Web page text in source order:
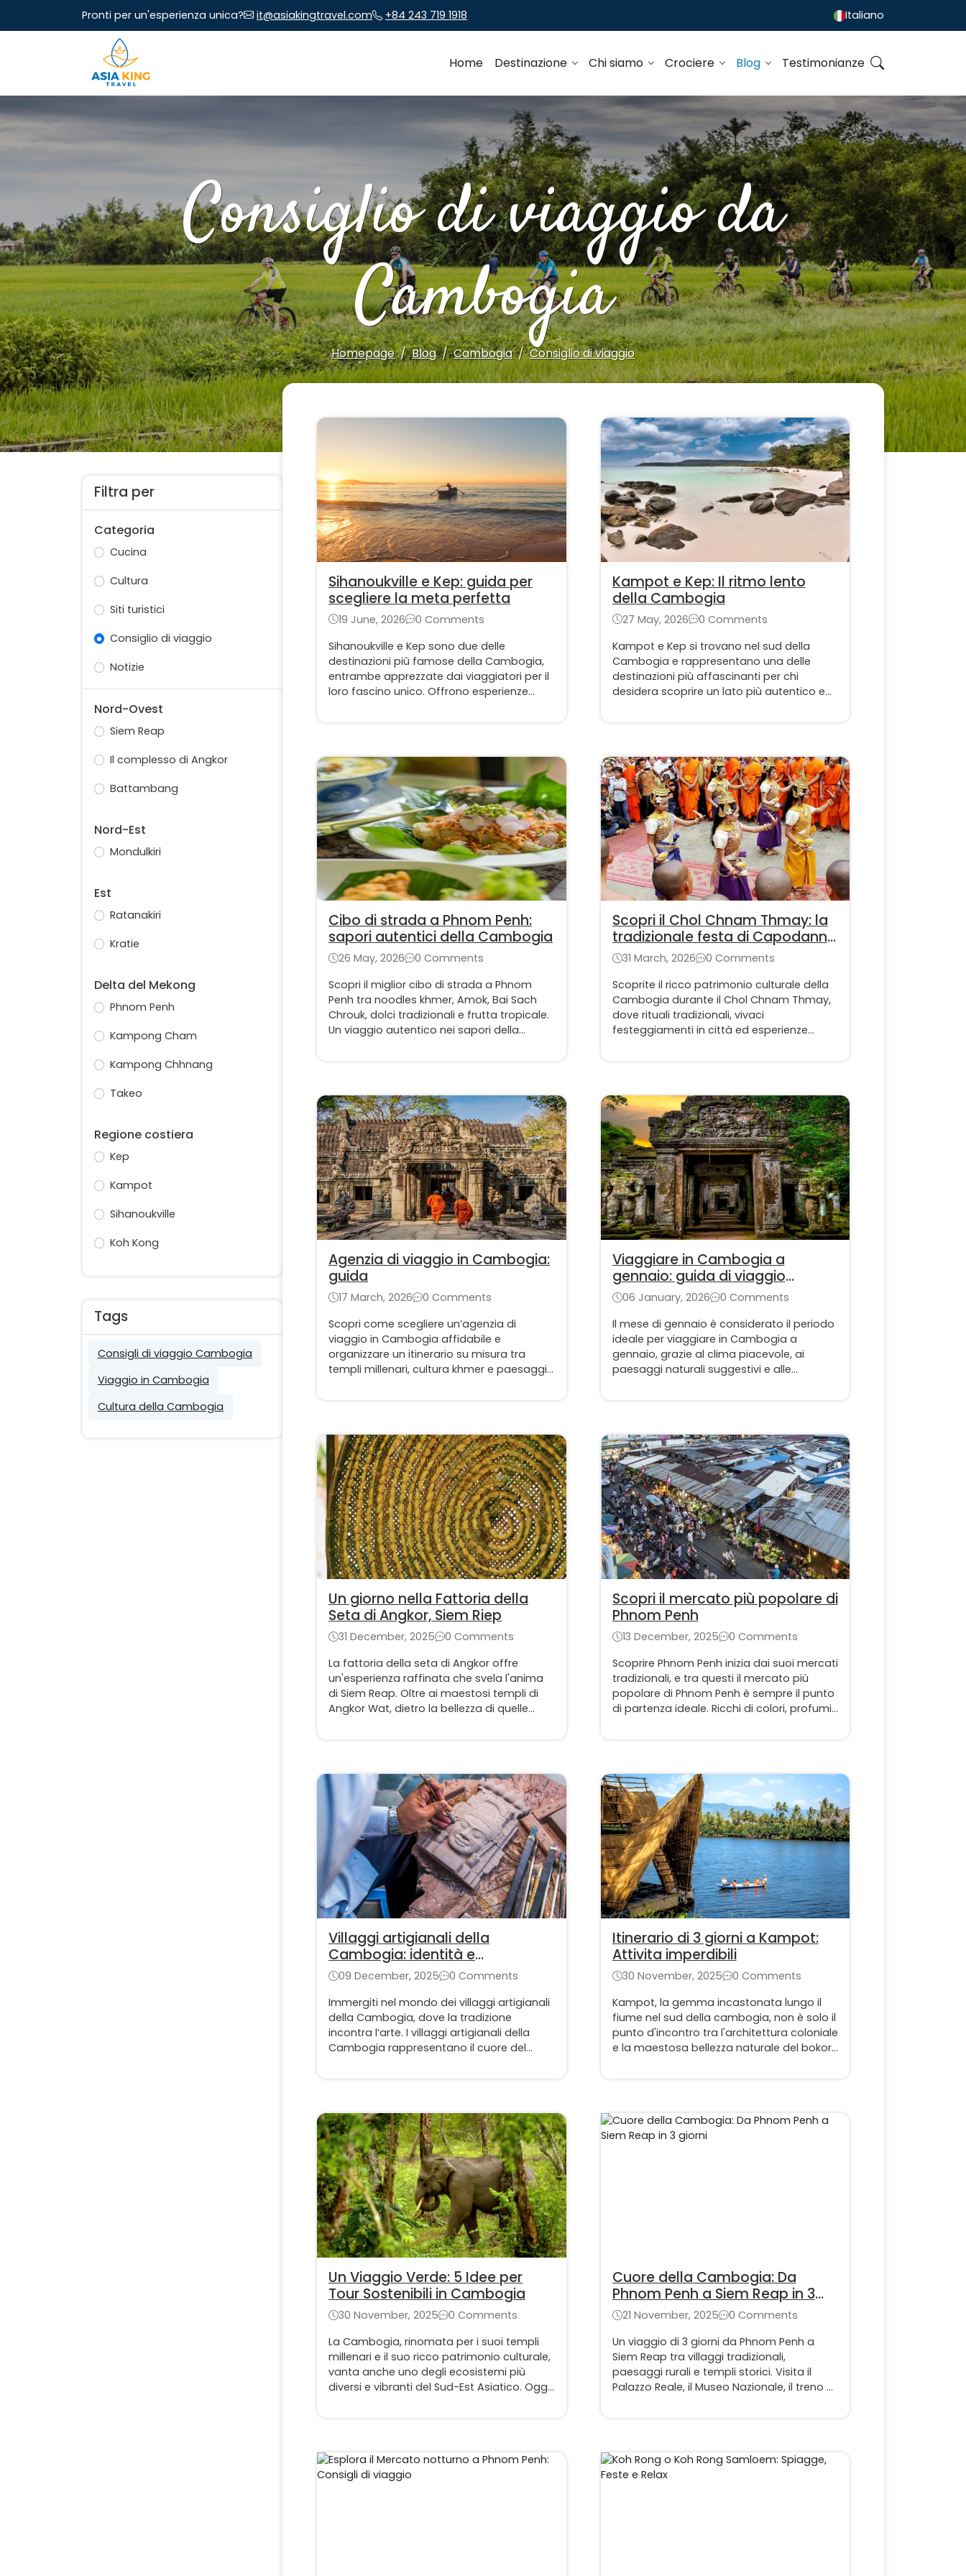
Pronti per un'esperienza unica? it@asiakingtravel.com +84 243 719 1918 Italiano
Home Destinazione Chi siamo Crociere Blog Testimonianze
Consiglio di viaggio da
Cambogia
Homepage Blog Cambogia Consiglio di viaggio
Filtra per
Categoria
Cucina
Cultura
Siti turistici
Consiglio di viaggio
Notizie
Nord-Ovest
Siem Reap
Il complesso di Angkor
Battambang
Nord-Est
Mondulkiri
Est
Ratanakiri
Kratie
Delta del Mekong
Phnom Penh
Kampong Cham
Kampong Chhnang
Takeo
Regione costiera
Kep
Kampot
Sihanoukville
Koh Kong
Tags
Consigli di viaggio Cambogia
Viaggio in Cambogia
Cultura della Cambogia
Sihanoukville e Kep: guida per
scegliere la meta perfetta
19 June, 2026
0 Comments
Sihanoukville e Kep sono due delle
destinazioni più famose della Cambogia,
entrambe apprezzate dai viaggiatori per il
loro fascino unico. Offrono esperienze
Kampot e Kep: Il ritmo lento
della Cambogia
27 May, 2026
0 Comments
Kampot e Kep si trovano nel sud della
Cambogia e rappresentano una delle
destinazioni più affascinanti per chi
desidera scoprire un lato più autentico e
Cibo di strada a Phnom Penh:
sapori autentici della Cambogia
26 May, 2026
0 Comments
Scopri il miglior cibo di strada a Phnom
Penh tra noodles khmer, Amok, Bai Sach
Chrouk, dolci tradizionali e frutta tropicale.
Un viaggio autentico nei sapori della
Scopri il Chol Chnam Thmay: la
tradizionale festa di Capodanno
cambogiana
31 March, 2026
0 Comments
Scoprite il ricco patrimonio culturale della
Cambogia durante il Chol Chnam Thmay,
dove rituali tradizionali, vivaci
festeggiamenti in città ed esperienze
Agenzia di viaggio in Cambogia:
guida
17 March, 2026
0 Comments
Scopri come scegliere un’agenzia di
viaggio in Cambogia affidabile e
organizzare un itinerario su misura tra
templi millenari, cultura khmer e paesaggi
Viaggiare in Cambogia a
gennaio: guida di viaggio
completa
06 January, 2026
0 Comments
Il mese di gennaio è considerato il periodo
ideale per viaggiare in Cambogia a
gennaio, grazie al clima piacevole, ai
paesaggi naturali suggestivi e alle
Un giorno nella Fattoria della
Seta di Angkor, Siem Riep
31 December, 2025
0 Comments
La fattoria della seta di Angkor offre
un'esperienza raffinata che svela l'anima
di Siem Reap. Oltre ai maestosi templi di
Angkor Wat, dietro la bellezza di quelle
Scopri il mercato più popolare di
Phnom Penh
13 December, 2025
0 Comments
Scoprire Phnom Penh inizia dai suoi mercati
tradizionali, e tra questi il mercato più
popolare di Phnom Penh è sempre il punto
di partenza ideale. Ricchi di colori, profumi
lo street food, i prodotti freschi e le storie
quotidiane.
Villaggi artigianali della
Cambogia: identità e
patrimonio
09 December, 2025
0 Comments
Immergiti nel mondo dei villaggi artigianali
della Cambogia, dove la tradizione
incontra l’arte. I villaggi artigianali della
Cambogia rappresentano il cuore del
Itinerario di 3 giorni a Kampot:
Attivita imperdibili
30 November, 2025
0 Comments
Kampot, la gemma incastonata lungo il
fiume nel sud della cambogia, non è solo il
punto d'incontro tra l'architettura coloniale
e la maestosa bellezza naturale del bokor.
Kampot.
Un Viaggio Verde: 5 Idee per
Tour Sostenibili in Cambogia
30 November, 2025
0 Comments
La Cambogia, rinomata per i suoi templi
millenari e il suo ricco patrimonio culturale,
vanta anche uno degli ecosistemi più
diversi e vibranti del Sud-Est Asiatico. Oggi,
Cuore della Cambogia: Da
Phnom Penh a Siem Reap in 3
giorni
21 November, 2025
0 Comments
Un viaggio di 3 giorni da Phnom Penh a
Siem Reap tra villaggi tradizionali,
paesaggi rurali e templi storici. Visita il
Palazzo Reale, il Museo Nazionale, il treno di